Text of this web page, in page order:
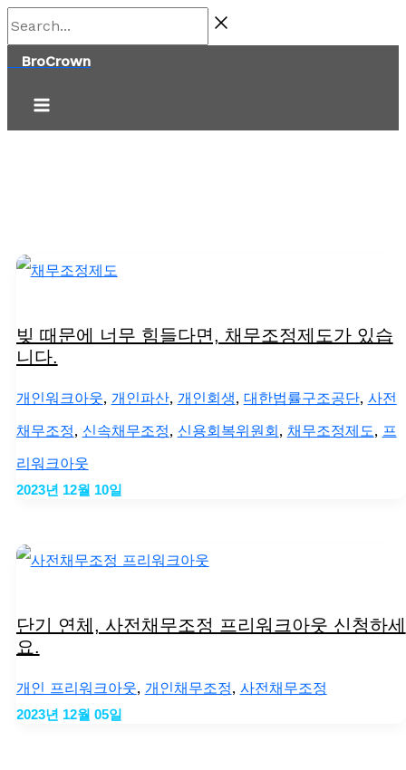
콘
Search...
BroCrown
빚 때문에 너무 힘들다면, 채무조정제도가 있습
니다.
개인워크아웃, 개인파산, 개인회생, 대한법률구조공단, 사전
채무조정, 신속채무조정, 신용회복위원회 , 채무조정제도, 프
리워크아웃
2023년 12월 10일
단기 연체, 사전채무조정 프리워크아웃 신청하세
요.
개인 프리워크아웃, 개인채무조정, 사전채무조정
2023년 12월 05일